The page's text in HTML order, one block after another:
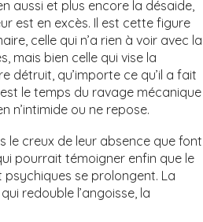
aussi et plus encore la désaide,
est en excès. Il est cette figure
celle qui n’a rien à voir avec la
mais bien celle qui vise la
détruit, qu’importe ce qu’il a fait
le temps du ravage mécanique
n’intimide ou ne repose.
le creux de leur absence que font
pourrait témoigner enfin que le
se prolongent. La
redouble l’angoisse, la